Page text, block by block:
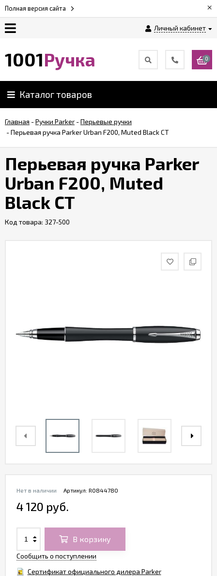
Полная версия сайта ×
Личный кабинет
Возврат
Обзоры
ручек
Контакты
1001Ручка 0
Каталог товаров
Главная -Ручки Parker -Перьевые ручки
-Перьевая ручка Parker Urban F200, Muted Black CT
Перьевая ручка Parker
Urban F200, Muted
Black CT
Код товара: 327-500
Артикул: R0844780
Нет в наличии
4 120 руб.
В корзину
Сообщить о поступлении
Сертификат официального дилера Parker